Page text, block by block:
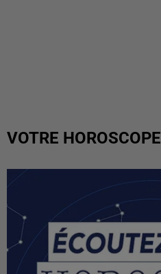
VOTRE HOROSCOPE